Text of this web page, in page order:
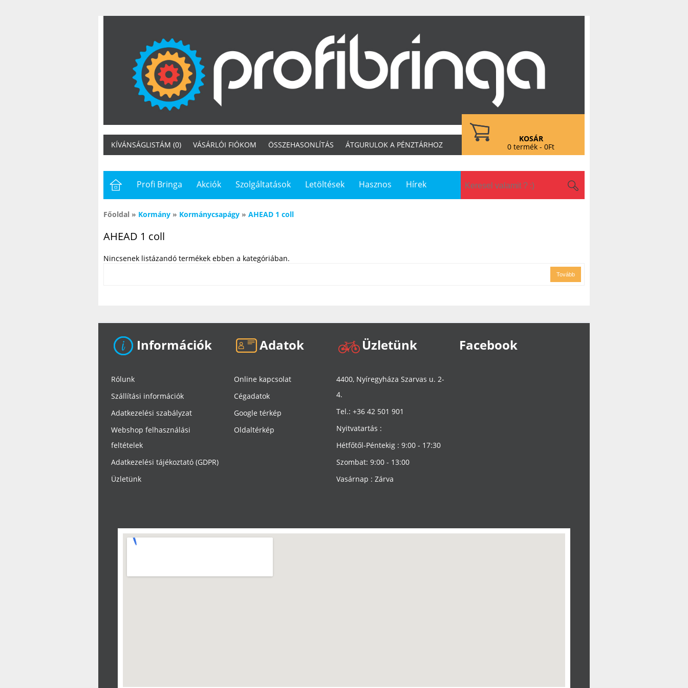
KOSÁR
0 termék - 0Ft
KÍVÁNSÁGLISTÁM (0) VÁSÁRLÓI FIÓKOM ÖSSZEHASONLÍTÁS ÁTGURULOK A PÉNZTÁRHOZ
Profi Bringa Akciók Szolgáltatások Letöltések Hasznos Hírek
Főoldal » Kormány » Kormánycsapágy » AHEAD 1 coll
AHEAD 1 coll
Nincsenek listázandó termékek ebben a kategóriában.
Tovább
Információk
Rólunk
Szállítási információk
Adatkezelési szabályzat
Webshop felhasználási
feltételek
Adatkezelési tájékoztató (GDPR)
Üzletünk
Adatok
Online kapcsolat
Cégadatok
Google térkép
Oldaltérkép
Üzletünk
4400, Nyíregyháza Szarvas u. 2-
4.
Tel.: +36 42 501 901
Nyitvatartás :
Hétfőtől-Péntekig : 9:00 - 17:30
Szombat: 9:00 - 13:00
Vasárnap : Zárva
Facebook